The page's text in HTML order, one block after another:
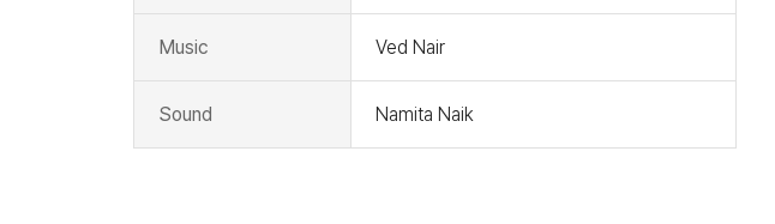
Music Ved Nair
Sound Namita Naik